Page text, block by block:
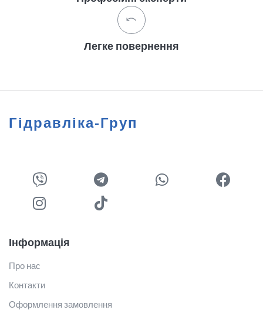
Легке повернення
Гідравліка-Груп
Інформація
Про нас
Контакти
Оформлення замовлення